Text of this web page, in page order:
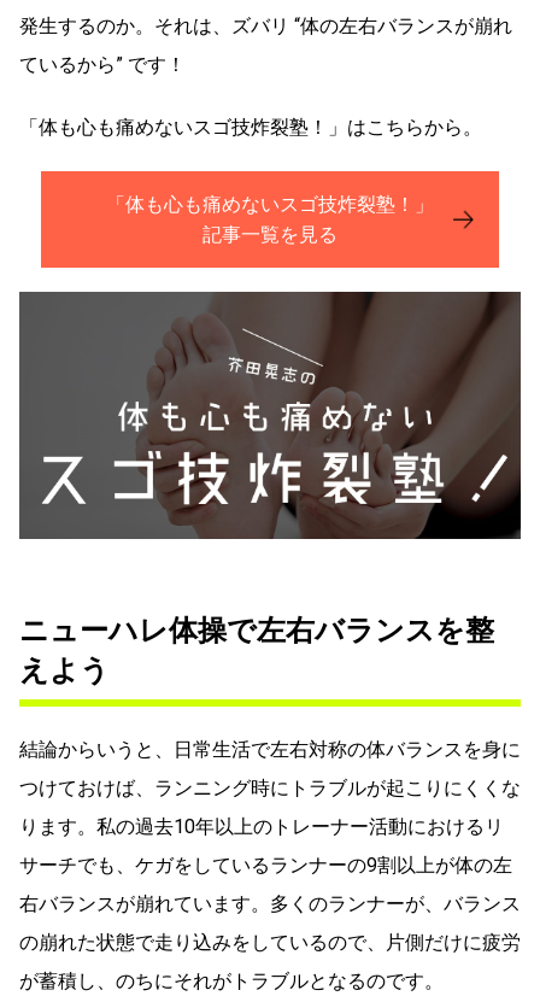
発生するのか。それは、ズバリ “体の左右バランスが崩れ
ているから” です！
「体も心も痛めないスゴ技炸裂塾！」はこちらから。
「体も心も痛めないスゴ技炸裂塾！」
記事一覧を見る
ニューハレ体操で左右バランスを整
えよう
結論からいうと、日常生活で左右対称の体バランスを身に
つけておけば、ランニング時にトラブルが起こりにくくな
ります。私の過去10年以上のトレーナー活動におけるリ
サーチでも、ケガをしているランナーの9割以上が体の左
右バランスが崩れています。多くのランナーが、バランス
の崩れた状態で走り込みをしているので、片側だけに疲労
が蓄積し、のちにそれがトラブルとなるのです。